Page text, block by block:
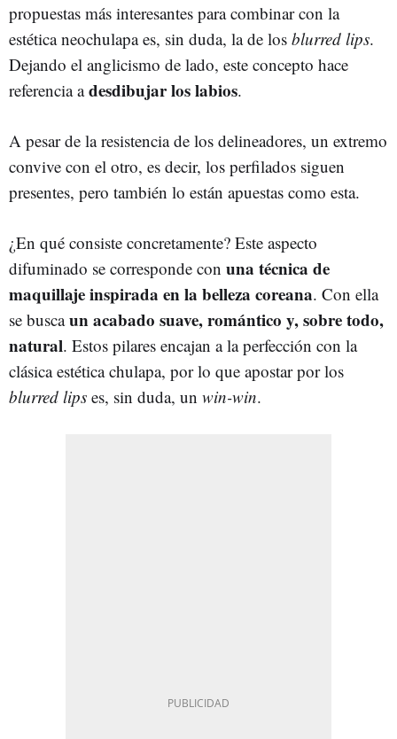
propuestas más interesantes para combinar con la
estética neochulapa es, sin duda, la de los blurred lips.
Dejando el anglicismo de lado, este concepto hace
referencia adesdibujar los labios.
A pesar de la resistencia de los delineadores, un extremo
convive con el otro, es decir, los perfilados siguen
presentes, pero también lo están apuestas como esta.
¿En qué consiste concretamente? Este aspecto
difuminado se corresponde con una técnica de
maquillaje inspirada en la belleza coreana. Con ella
se buscaun acabado suave, romántico y, sobre todo,
natural. Estos pilares encajan a la perfección con la
clásica estética chulapa, por lo que apostar por los
blurred lips es, sin duda, un win-win.